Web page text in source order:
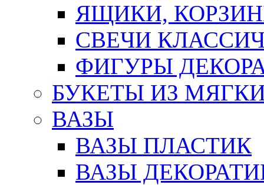
ЯЩИКИ,
СВЕЧИ
ФИГУРЫ
БУКЕТЫ ИЗ
ВАЗЫ
ВАЗЫ ПЛАСТИК
ВАЗЫ